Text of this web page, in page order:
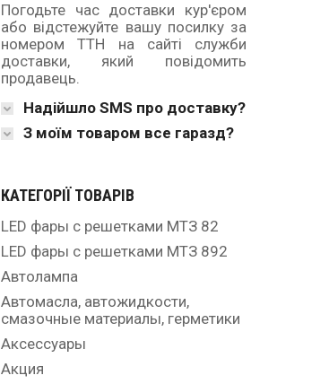
Погодьте час доставки кур'єром
або відстежуйте вашу посилку за
номером ТТН на сайті служби
доставки, який повідомить
продавець.
Надійшло SMS про доставку?
З моїм товаром все гаразд?
КАТЕГОРІЇ ТОВАРІВ
LED фары с решетками МТЗ 82
LED фары с решетками МТЗ 892
Автолампа
Автомасла, автожидкости,
смазочные материалы, герметики
Аксессуары
Акция